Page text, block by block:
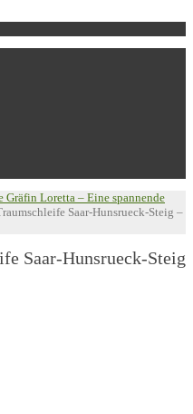
Gräfin Loretta – Eine spannende
Saar-Hunsrueck-Steig –
Saar-Hunsrueck-Steig